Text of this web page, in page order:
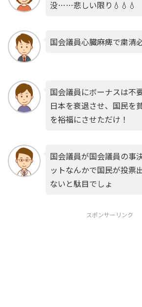
没……悲しい限り💧💧💧
国会議員心臓麻痺で粛清
国会議員にボーナスは不
日本を衰退させ、国民を
を裕福にさせただけ！
国会議員が国会議員の事
ットなんかで国民が投票
ないと駄目でしょ
スポンサーリンク